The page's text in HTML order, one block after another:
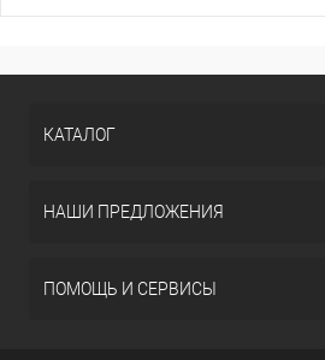
КАТАЛОГ
НАШИ ПРЕДЛОЖЕНИЯ
ПОМОЩЬ И СЕРВИСЫ